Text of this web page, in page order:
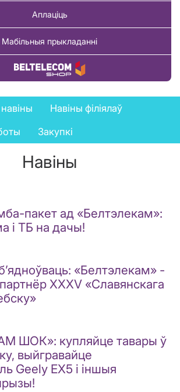
Аплаціць
Мабільныя прыкладанні
Купіць тавар
Навіны філіялаў
Закупкі
Навіны
пакет ад «Белтэлекам»:
і ТБ на дачы!
«Белтэлекам» -
XXXV «Славянскага
ШОК»: купляйце тавары ў
выйгравайце
Geely EX5 і іншыя